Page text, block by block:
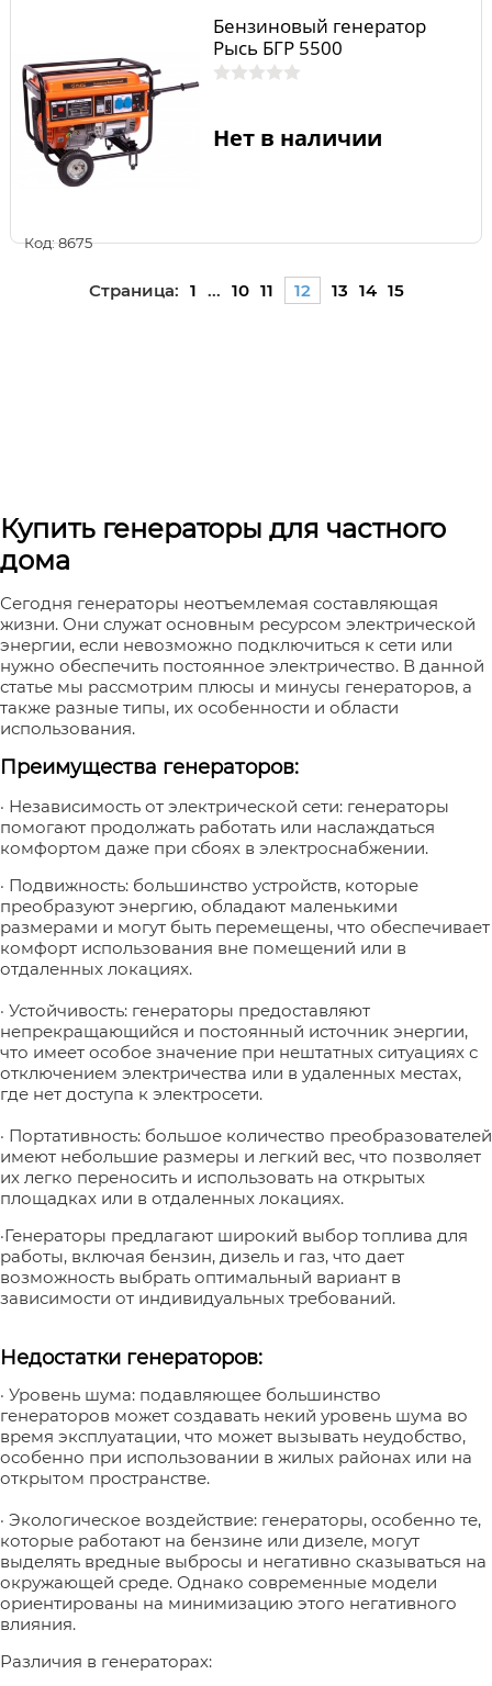
Код: 8675
Бензиновый генератор
Рысь БГР 5500
Нет в наличии
Страница: 1 ... 10 11 12 13 14 15
Купить генераторы для частного
дома
Сегодня генераторы неотъемлемая составляющая
жизни. Они служат основным ресурсом электрической
энергии, если невозможно подключиться к сети или
нужно обеспечить постоянное электричество. В данной
статье мы рассмотрим плюсы и минусы генераторов, а
также разные типы, их особенности и области
использования.
Преимущества генераторов:
· Независимость от электрической сети: генераторы
помогают продолжать работать или наслаждаться
комфортом даже при сбоях в электроснабжении.
· Подвижность: большинство устройств, которые
преобразуют энергию, обладают маленькими
размерами и могут быть перемещены, что обеспечивает
комфорт использования вне помещений или в
отдаленных локациях.
· Устойчивость: генераторы предоставляют
непрекращающийся и постоянный источник энергии,
что имеет особое значение при нештатных ситуациях с
отключением электричества или в удаленных местах,
где нет доступа к электросети.
· Портативность: большое количество преобразователей
имеют небольшие размеры и легкий вес, что позволяет
их легко переносить и использовать на открытых
площадках или в отдаленных локациях.
·Генераторы предлагают широкий выбор топлива для
работы, включая бензин, дизель и газ, что дает
возможность выбрать оптимальный вариант в
зависимости от индивидуальных требований.
Недостатки генераторов:
· Уровень шума: подавляющее большинство
генераторов может создавать некий уровень шума во
время эксплуатации, что может вызывать неудобство,
особенно при использовании в жилых районах или на
открытом пространстве.
· Экологическое воздействие: генераторы, особенно те,
которые работают на бензине или дизеле, могут
выделять вредные выбросы и негативно сказываться на
окружающей среде. Однако современные модели
ориентированы на минимизацию этого негативного
влияния.
Различия в генераторах: